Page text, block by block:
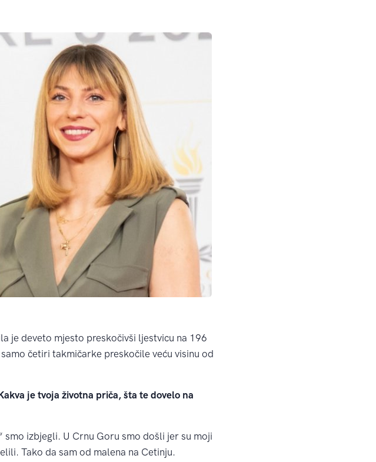
je deveto mjesto preskočivši ljestvicu na 196
četiri takmičarke preskočile veću visinu od
je tvoja životna priča, šta te dovelo na
smo izbjegli. U Crnu Goru smo došli jer su moji
Tako da sam od malena na Cetinju.